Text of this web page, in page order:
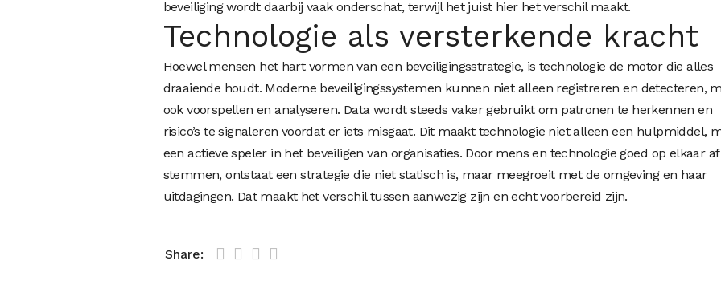
beveiliging wordt daarbij vaak onderschat, terwijl het juist hier het verschil maakt.
Technologie als versterkende kracht
Hoewel mensen het hart vormen van een beveiligingsstrategie, is technologie de motor die alles
draaiende houdt. Moderne beveiligingssystemen kunnen niet alleen registreren en detecteren,
ook voorspellen en analyseren. Data wordt steeds vaker gebruikt om patronen te herkennen en
risico’s te signaleren voordat er iets misgaat. Dit maakt technologie niet alleen een hulpmiddel,
een actieve speler in het beveiligen van organisaties. Door mens en technologie goed op elkaar
stemmen, ontstaat een strategie die niet statisch is, maar meegroeit met de omgeving en haar
uitdagingen. Dat maakt het verschil tussen aanwezig zijn en echt voorbereid zijn.
Share: